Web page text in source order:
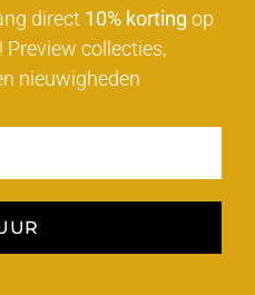
direct 10% korting op
Preview collecties,
nieuwigheden